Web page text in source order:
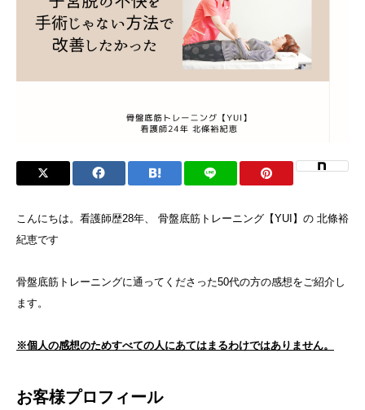
こんにちは。看護師歴28年、 骨盤底筋トレーニング【YUI】の 北條裕
紀恵です
骨盤底筋トレーニングに通ってくださった50代の方の感想をご紹介し
ます。
※個人の感想のためすべての人にあてはまるわけではありません。
お客様プロフィール